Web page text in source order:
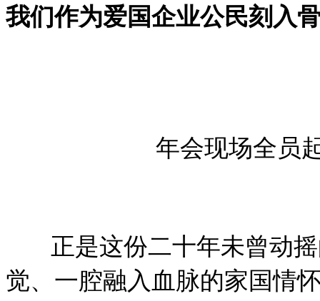
我们作为爱国企业公民刻入
年会现场全员
正是这份二十年未曾动摇
觉、一腔融入血脉的家国情